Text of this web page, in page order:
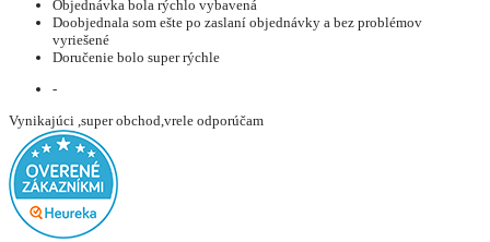
Objednávka bola rýchlo vybavená
Doobjednala som ešte po zaslaní objednávky a bez problémov
vyriešené
Doručenie bolo super rýchle
-
Vynikajúci ,super obchod,vrele odporúčam